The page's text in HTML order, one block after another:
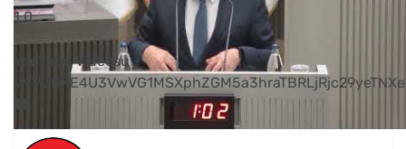
1 0
YouTube Videosu